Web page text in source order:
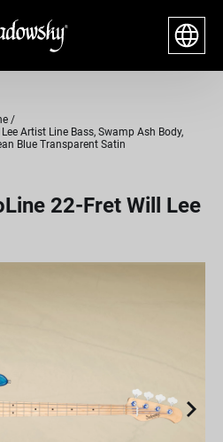
Artist Line Bass, Swamp Ash Body,
Blue Transparent Satin
22-Fret Will Lee